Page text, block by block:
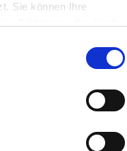
Sie können Ihre
Lage erfassen,
nach bestimmten